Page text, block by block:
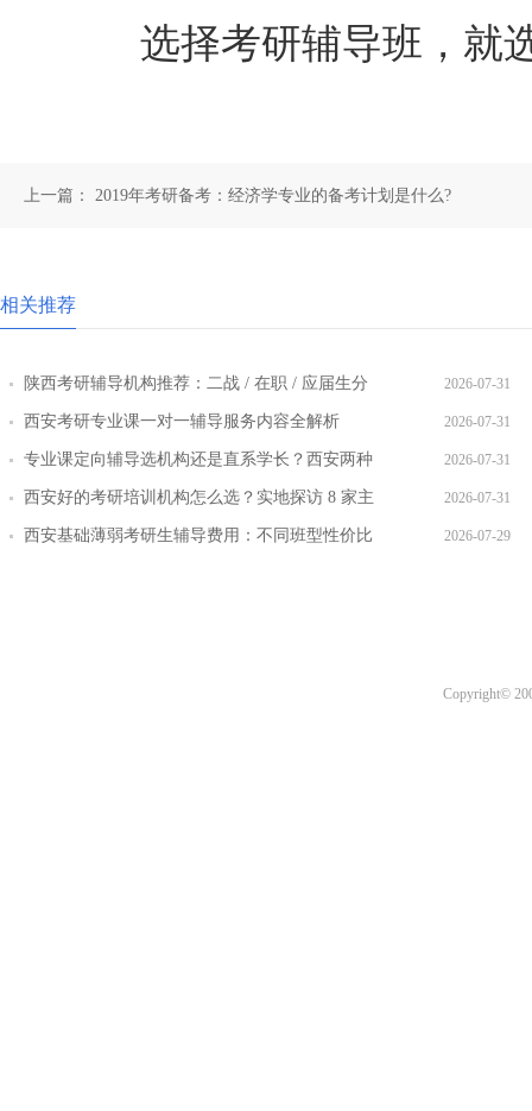
选择考研辅导班，就
上一篇： 2019年考研备考：经济学专业的备考计划是什么?
相关推荐
陕西考研辅导机构推荐：二战 / 在职 / 应届生分
层教学方案
2026-07-31
西安考研专业课一对一辅导服务内容全解析 2026-07-31
专业课定向辅导选机构还是直系学长？西安两种
模式全对比
2026-07-31
西安好的考研培训机构怎么选？实地探访 8 家主
流机构对比
2026-07-31
西安基础薄弱考研生辅导费用：不同班型性价比 2026-07-29
Copyright©